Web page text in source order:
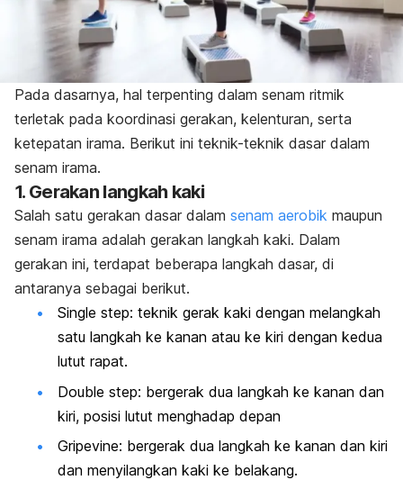
Pada dasarnya, hal terpenting dalam senam ritmik
terletak pada koordinasi gerakan, kelenturan, serta
ketepatan irama. Berikut ini teknik-teknik dasar dalam
senam irama.
1. Gerakan langkah kaki
Salah satu gerakan dasar dalam senam aerobik maupun
senam irama adalah gerakan langkah kaki. Dalam
gerakan ini, terdapat beberapa langkah dasar, di
antaranya sebagai berikut.
Single step: teknik gerak kaki dengan melangkah
satu langkah ke kanan atau ke kiri dengan kedua
lutut rapat.
Double step: bergerak dua langkah ke kanan dan
kiri, posisi lutut menghadap depan
Gripevine: bergerak dua langkah ke kanan dan kiri
dan menyilangkan kaki ke belakang.